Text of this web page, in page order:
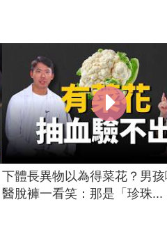
下體長異物以為得菜花？男
醫脫褲一看笑：那是「珍珠...